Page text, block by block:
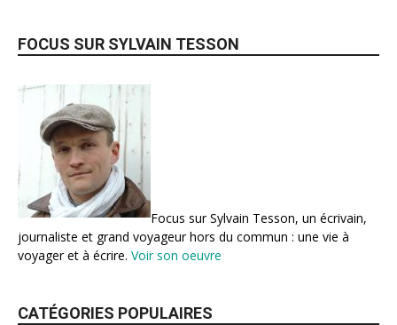
FOCUS SUR SYLVAIN TESSON
Focus sur Sylvain Tesson, un écrivain,
journaliste et grand voyageur hors du commun : une vie à
voyager et à écrire. Voir son oeuvre
CATÉGORIES POPULAIRES